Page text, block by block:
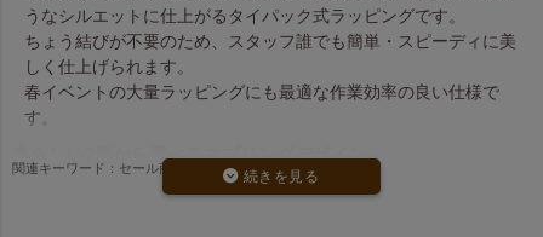
うなシルエットに仕上がるタイパック式ラッピングです。
ちょう結びが不要のため、スタッフ誰でも簡単・スピーディに美
しく仕上げられます。
春イベントの大量ラッピングにも最適な作業効率の良い仕様で
す。
春らしい2柄から選べるスプリングデザイン
：青空×黄色の菜の花が爽やかで、素朴なタッチが和の
関連キーワード：セール商品